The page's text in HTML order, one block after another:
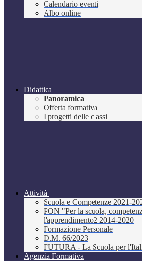
Calendario eventi
Albo online
Didattica
Panoramica
Offerta formativa
I progetti delle classi
Attività
Scuola e Competenze 2021-
PON "Per la scuola,
l'apprendimento2 2014-2020
Formazione Personale
D.M. 66/2023
FUTURA - La Scuola per
Agenzia Formativa